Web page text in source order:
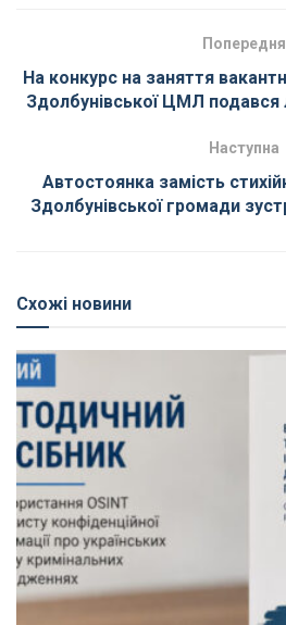
Попередня
На конкурс на заняття
Здолбунівської ЦМЛ
Наступна
Автостоянка замість
Здолбунівської громади
Схожі новини